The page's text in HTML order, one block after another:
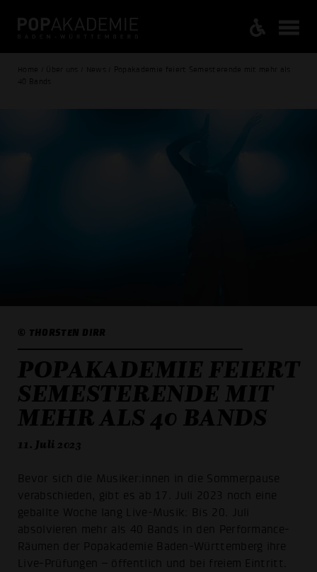
Home / Über uns / News / Popakademie feiert Semesterende mit mehr als
40 Bands
© THORSTEN DIRR
POPAKADEMIE FEIERT
SEMESTERENDE MIT
MEHR ALS 40 BANDS
11. Juli 2023
Bevor sich die Musiker:innen in die Sommerpause
verabschieden, gibt es ab 17. Juli 2023 noch eine
geballte Woche lang Live-Musik: Bis 20. Juli
absolvieren mehr als 40 Bands in den Performance-
Räumen der Popakademie Baden-Württemberg ihre
Live-Prüfungen – öffentlich und bei freiem Eintritt.